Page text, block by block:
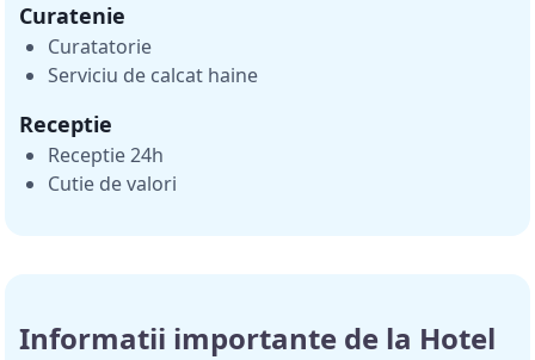
Curatenie
Curatatorie
Serviciu de calcat haine
Receptie
Receptie 24h
Cutie de valori
Informatii importante de la Hotel